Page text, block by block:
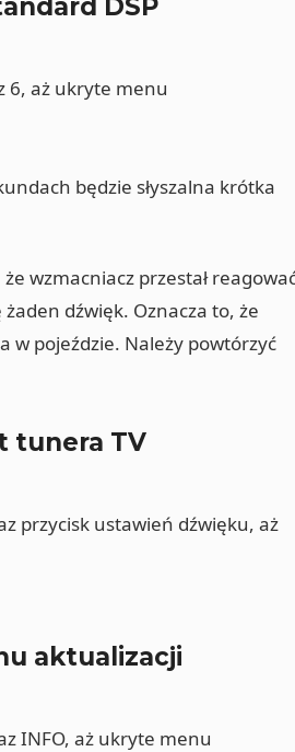
DSP
6, aż ukryte menu
będzie słyszalna krótka
wzmacniacz przestał
dźwięk. Oznacza to, że
w pojeździe. Należy powtórzyć
tunera TV
przycisk ustawień dźwięku, aż
aktualizacji
INFO, aż ukryte menu